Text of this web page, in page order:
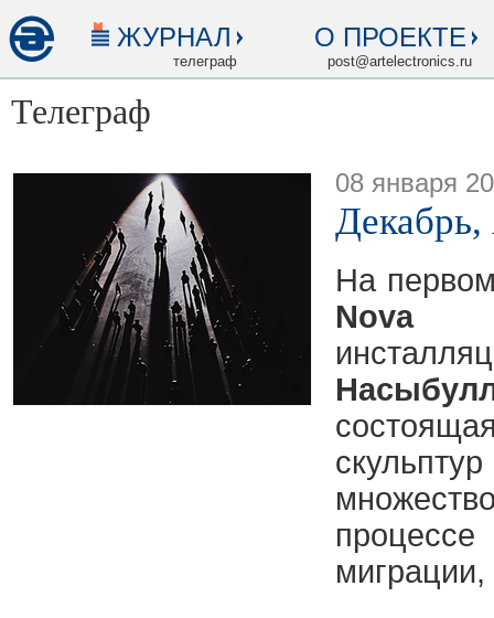
ЖУРНАЛ
телеграф
О ПРОЕКТЕ
post@artelectronics.ru
Телеграф
08 января
На
Nova
миграции,